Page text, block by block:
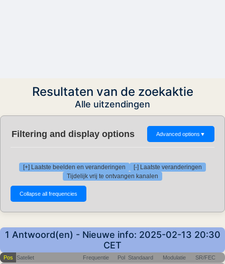
Resultaten van de zoekaktie
Alle uitzendingen
Filtering and display options Advanced options ▼
[+] Laatste beelden en veranderingen
[-] Laatste veranderingen
Tijdelijk vrij te ontvangen kanalen
1 Antwoord(en) - Nieuwe info: 2025-02-13 20:30
CET
Pos Sateliet Frequentie Pol Standaard Modulatie SR/FEC